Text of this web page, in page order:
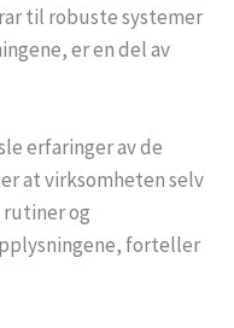
til robuste systemer
er en del av
erfaringer av de
at virksomheten selv
og
forteller